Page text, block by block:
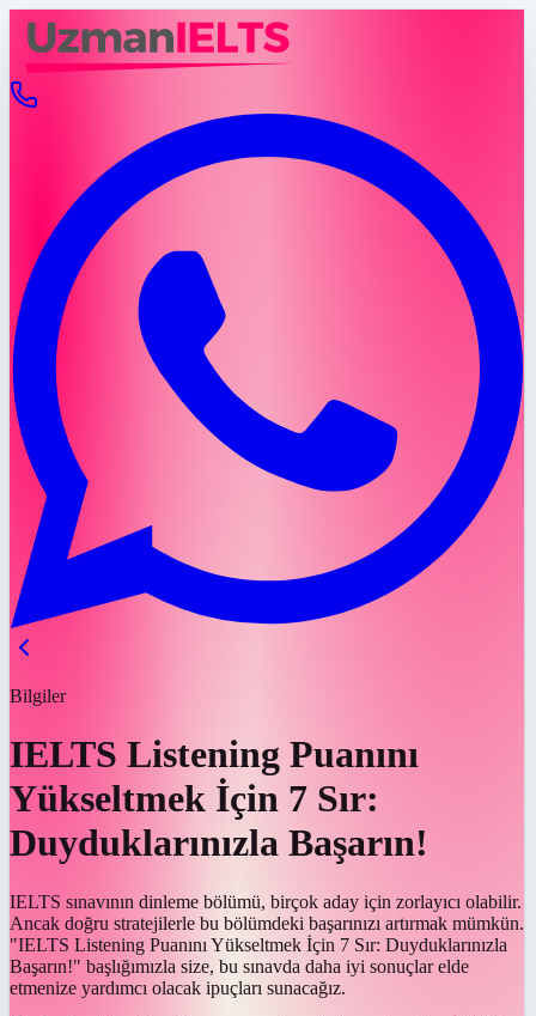
Bilgiler
IELTS Listening Puanını
Yükseltmek İçin 7 Sır:
Duyduklarınızla Başarın!
IELTS sınavının dinleme bölümü, birçok aday için zorlayıcı olabilir.
Ancak doğru stratejilerle bu bölümdeki başarınızı artırmak mümkün.
"IELTS Listening Puanını Yükseltmek İçin 7 Sır: Duyduklarınızla
Başarın!" başlığımızla size, bu sınavda daha iyi sonuçlar elde
etmenize yardımcı olacak ipuçları sunacağız.